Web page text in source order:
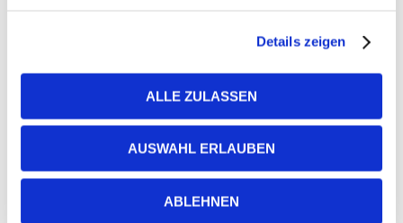
Details zeigen
ALLE ZULASSEN
AUSWAHL ERLAUBEN
ABLEHNEN
wie die Schattenseiten dieses Prozesses. Wir
Verdrängungsprozesse. Und auch das Lachen soll
bei unseren Rundgängen nicht zu kurz kommen.
Abschließend geht es dann noch in die »Neue
Mitte«, wo sich die zentralen Ausstellungsgelände